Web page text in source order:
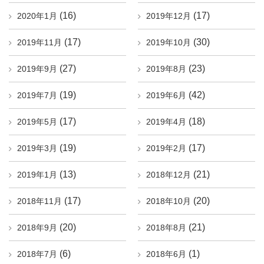
2020年1月 (16) 2019年12月 (17)
2019年11月 (17) 2019年10月 (30)
2019年9月 (27) 2019年8月 (23)
2019年7月 (19) 2019年6月 (42)
2019年5月 (17) 2019年4月 (18)
2019年3月 (19) 2019年2月 (17)
2019年1月 (13) 2018年12月 (21)
2018年11月 (17) 2018年10月 (20)
2018年9月 (20) 2018年8月 (21)
2018年7月 (6) 2018年6月 (1)